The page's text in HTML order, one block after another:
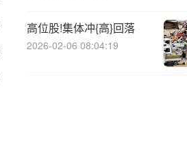
亿元
高位股!集体冲{高}回落
2026-02-06 08:04:19